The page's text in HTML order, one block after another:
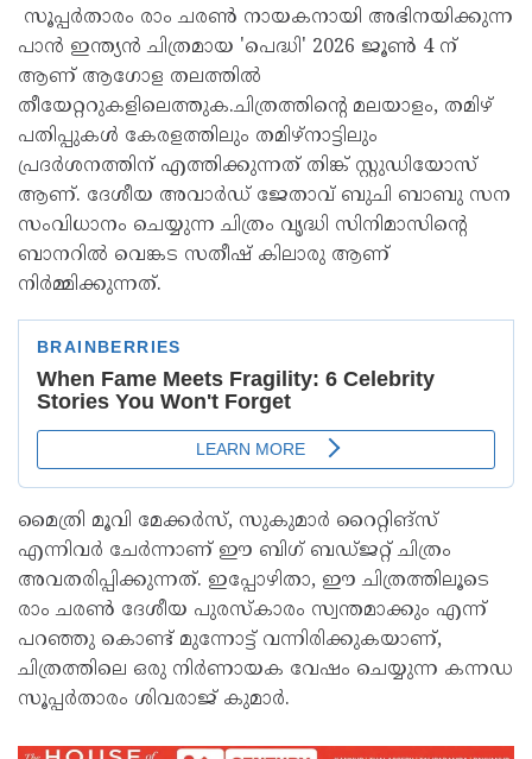
സൂപ്പർതാരം രാം ചരൺ നായകനായി അഭിനയിക്കുന്ന
പാൻ ഇന്ത്യൻ ചിത്രമായ 'പെദ്ധി' 2026 ജൂൺ 4 ന്
ആണ് ആഗോള തലത്തിൽ
തീയേറ്ററുകളിലെത്തുക.ചിത്രത്തിന്റെ മലയാളം, തമിഴ്
പതിപ്പുകൾ കേരളത്തിലും തമിഴ്‌നാട്ടിലും
പ്രദർശനത്തിന് എത്തിക്കുന്നത് തിങ്ക് സ്റ്റുഡിയോസ്
ആണ്. ദേശീയ അവാർഡ് ജേതാവ് ബുചി ബാബു സന
സംവിധാനം ചെയ്യുന്ന ചിത്രം വൃദ്ധി സിനിമാസിൻ്റെ
ബാനറിൽ വെങ്കട സതീഷ് കിലാരു ആണ്
നിർമ്മിക്കുന്നത്.
മൈത്രി മൂവി മേക്കർസ്, സുകുമാർ റൈറ്റിങ്സ്
എന്നിവർ ചേർന്നാണ് ഈ ബിഗ് ബഡ്ജറ്റ് ചിത്രം
അവതരിപ്പിക്കുന്നത്. ഇപ്പോഴിതാ, ഈ ചിത്രത്തിലൂടെ
രാം ചരൺ ദേശീയ പുരസ്കാരം സ്വന്തമാക്കും എന്ന്
പറഞ്ഞു കൊണ്ട് മുന്നോട്ട് വന്നിരിക്കുകയാണ്,
ചിത്രത്തിലെ ഒരു നിർണായക വേഷം ചെയ്യുന്ന കന്നഡ
സൂപ്പർതാരം ശിവരാജ് കുമാർ.